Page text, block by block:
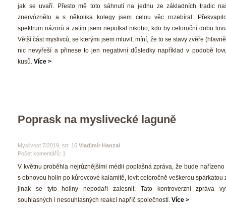
jak se uvaří. Přesto mě toto sáhnutí na jednu ze základních tradic
znervóznělo a s několika kolegy jsem celou věc rozebíral.
pektrum názorů a zatím jsem nepotkal nikoho, kdo by celoroční dobu
Větší část myslivců, se kterými jsem mluvil, míní, že to se stavy zvěře
nic nevyřeší a přinese to jen negativní důsledky například v podobě
kusů. Více >
Poprask na myslivecké laguně
Myslivost 7/2019, str. 16 Vladimír Hanzal
Počet komentářů: 1
V květnu proběhla nejrůznějšími médii poplašná zpráva, že bude nařízeno
obnovou holin po kůrovcové kalamitě, lovit celoročně veškerou spárkatou
jinak se tyto holiny nepodaří zalesnit. Tato kontroverzní zpráva
ouhlasných i nesouhlasných reakcí napříč společností. Více >